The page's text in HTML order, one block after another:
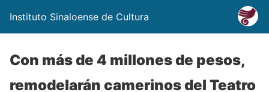
Instituto Sinaloense de Cultura
Con más de 4 millones de pesos,
remodelarán camerinos del Teatro